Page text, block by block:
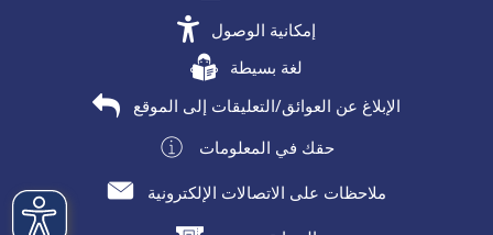
إمكانية الوصول
لغة بسيطة
الإبلاغ عن العوائق/التعليقات إلى الموقع
حقك في المعلومات
ملاحظات على الاتصالات الإلكترونية